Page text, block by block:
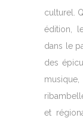
culturel.
édition,
dans le
des
et